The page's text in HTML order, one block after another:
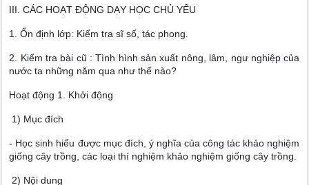
III. CÁC HOẠT ĐỘNG DẠY HỌC CHỦ YẾU
1. Ổn định lớp: Kiểm tra sĩ số, tác phong.
2. Kiểm tra bài cũ : Tình hình sản xuất nông, lâm, ngư nghiệp của
nước ta những năm qua như thế nào?
Hoạt động 1. Khởi động
1) Mục đích
- Học sinh hiểu được mục đích, ý nghĩa của công tác khảo nghiệm
giống cây trồng, các loại thí nghiệm khảo nghiệm giống cây trồng.
2) Nội dung